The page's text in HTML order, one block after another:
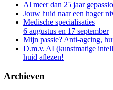
Al meer dan 25 jaar
Jouw huid naar een hoger
Medische specialisaties
6 augustus en 17 september
Mijn passie? Anti-ageing,
D.m.v. AI (kunstmatige
huid aflezen!
Archieven